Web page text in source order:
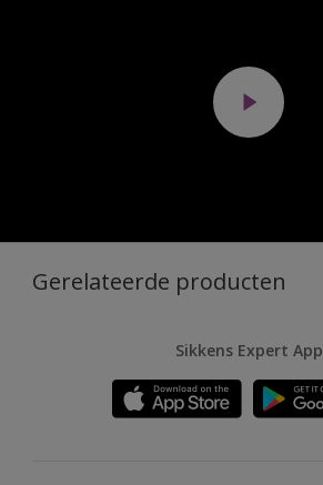
Gerelateerde producten
Sikkens Expert App